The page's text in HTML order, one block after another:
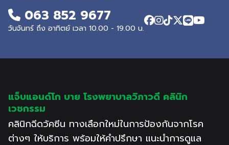
063 852 9677
วันจันทร์ ถึง อาทิตย์ เวลา 10.00 - 19.00 น.
แจ็บแอนด์โก บาย โรงพยาบาลวิภาวดี คลินิก
เวชกรรม
คลินิกฉีดวัคซีน ทางเลือกใหม่ในการป้องกันจากโรค
ต่างๆ ให้บริการ พร้อมให้คำปรึกษา แนะนำการดูแล